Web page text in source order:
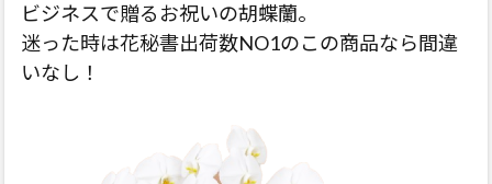
ビジネスで贈るお祝いの胡蝶蘭。
迷った時は花秘書出荷数NO1のこの商品なら間違
いなし！